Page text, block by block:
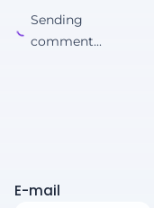
Sending
comment...
E-mail